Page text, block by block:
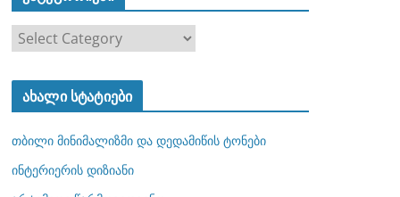
ტ
ო
რ
ახალი სტატიები
თბილი მინიმალიზმი და დედამიწის ტონები
ინტერიერის დიზიანი